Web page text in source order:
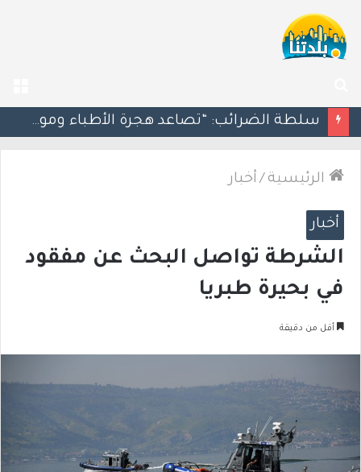
عن
مسؤول إسرائيلي: الحكومة اللبنانية وافقت على وجود الجيش الإسرائيلي داخل أراضيها
الرئيسية / أخبار
أخبار
الشرطة تواصل البحث عن مفقود
في بحيرة طبريا
أقل من دقيقة